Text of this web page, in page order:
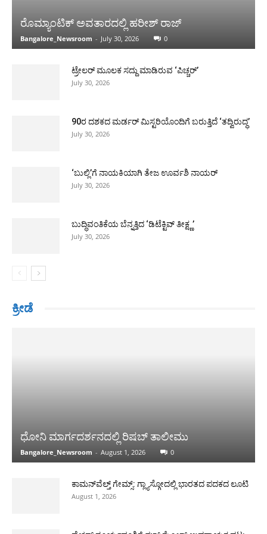
Demand Cabinet Berth for MLA Ramesh |
ಕಾಂಗ್ರೆಸ್‌ ಜಿಲ್ಲಾಧ್ಯಕ್ಷರ ವಿರುದ್ಧ ತಿರುಗಿಬಿದ್ದ ಕೈ ಪಡೆ
00:54
ಬಿಸಿಊಟ ವಿತರಣೆ ಕಂಡು ಆಡಳಿತದ ವಿರುದ್ಧ
ಕೆಂಡಾಮಂಡಲವಾದ ಪೋಷಕರು
00:30
ರೊಮ್ಯಾಂಟಿಕ್ ಅವತಾರದಲ್ಲಿ ಹರೀಶ್ ರಾಜ್
Bangalore_Newsroom - July 30, 2026 0
ಟ್ರೇಲರ್ ಮೂಲಕ ಸದ್ದು ಮಾಡಿರುವ ‘ಪಿಚ್ಚರ್’
July 30, 2026
90ರ ದಶಕದ ಮರ್ಡರ್ ಮಿಸ್ಟರಿಯೊಂದಿಗೆ ಬರುತ್ತಿದೆ ‘ತದ್ವಿರುದ್ಧ’
July 30, 2026
‘ಬುಲ್ಲಿ’ಗೆ ನಾಯಕಿಯಾಗಿ ತೇಜ ಊರ್ವಶಿ ನಾಯರ್
July 30, 2026
ಬುದ್ಧಿವಂತಿಕೆಯ ಬೆನ್ನತ್ತಿದ ‘ಡಿಟೆಕ್ಟಿವ್ ತೀಕ್ಷ್ಣ’
July 30, 2026
ಕ್ರೀಡೆ
ಧೋನಿ ಮಾರ್ಗದರ್ಶನದಲ್ಲಿ ರಿಷಬ್ ತಾಲೀಮು
Bangalore_Newsroom - August 1, 2026 0
ಕಾಮನ್‌ವೆಲ್ತ್ ಗೇಮ್ಸ್: ಗ್ಲ್ಯಾಸ್ಗೋದಲ್ಲಿ ಭಾರತದ ಪದಕದ ಲೂಟಿ
August 1, 2026